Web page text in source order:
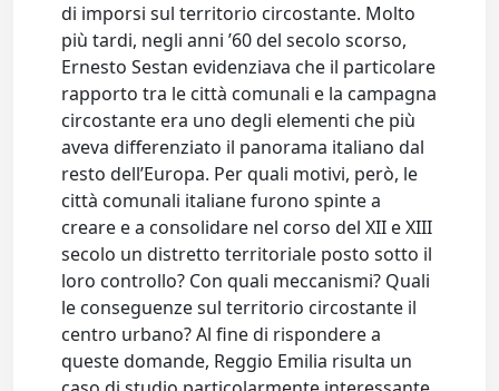
di imporsi sul territorio circostante. Molto
più tardi, negli anni ’60 del secolo scorso,
Ernesto Sestan evidenziava che il particolare
rapporto tra le città comunali e la campagna
circostante era uno degli elementi che più
aveva differenziato il panorama italiano dal
resto dell’Europa. Per quali motivi, però, le
città comunali italiane furono spinte a
creare e a consolidare nel corso del XII e XIII
secolo un distretto territoriale posto sotto il
loro controllo? Con quali meccanismi? Quali
le conseguenze sul territorio circostante il
centro urbano? Al fine di rispondere a
queste domande, Reggio Emilia risulta un